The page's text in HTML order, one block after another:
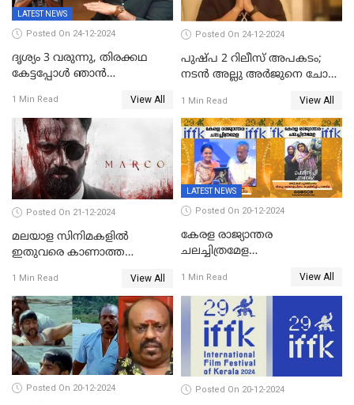
LATEST NEWS
Posted On 24-12-2024
ദൃശ്യം 3 വരുന്നു, തിരക്കഥ
കേട്ടപ്പോള്‍ ഞാന്‍
സ്ഥിരീകരിച്ച് മോഹൻലാൽ
1 Min Read View All
Posted On 24-12-2024
പുഷ്പ 2 റിലീസ് അപകടം;
നടന്‍ അല്ലു അര്‍ജുനെ ചോദ്യം
1 Min Read View All
Posted On 21-12-2024
മലയാള സിനിമകളിൽ
ഇതുവരെ കാണാത്ത
മുകുന്ദൻ ചിത്രം മാർക്കോ
1 Min Read View All
LATEST NEWS
Posted On 20-12-2024
കേരള രാജ്യാന്തര
ചലച്ചിത്രമേള
സിനിമ അവാര്‍ഡ്
സംവിധായിക പായല്‍
കപാഡിയയ്ക്ക് സമ്മാനിച്ചു;
ഫെമിനിച്ചി ഫാത്തിമയ്ക്ക്
അഞ്ച് പുരസ്കാരം
1 Min Read View All
Posted On 20-12-2024 Posted On 20-12-2024